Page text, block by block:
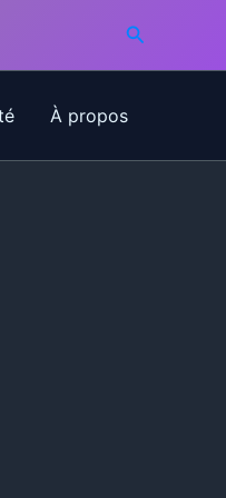
À propos